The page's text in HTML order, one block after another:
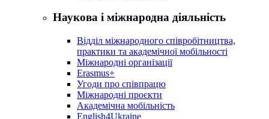
Наукова і міжнародна діяльність
Відділ міжнародного співробітництва,
практики та академічної мобільності
Міжнародні організації
Erasmus+
Угоди про співпрацю
Міжнародні проєкти
Академічна мобільність
English4Ukraine